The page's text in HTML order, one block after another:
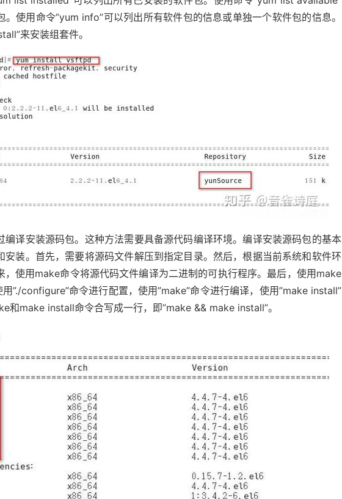
使用命令”yum info”可以列出所有软件包的信息或单独一个软件包的信息。
来安装组套件。
编译安装源码包。这种方法需要具备源代码编译环境。编译安装源码包的基本
安装。首先，需要将源码文件解压到指定目录。然后，根据当前系统和软件环
，使用make命令将源代码文件编译为二进制的可执行程序。最后，使用make
”./configure”命令进行配置，使用”make”命令进行编译，使用”make install”
和make install命令合写成一行，即”make && make install”。